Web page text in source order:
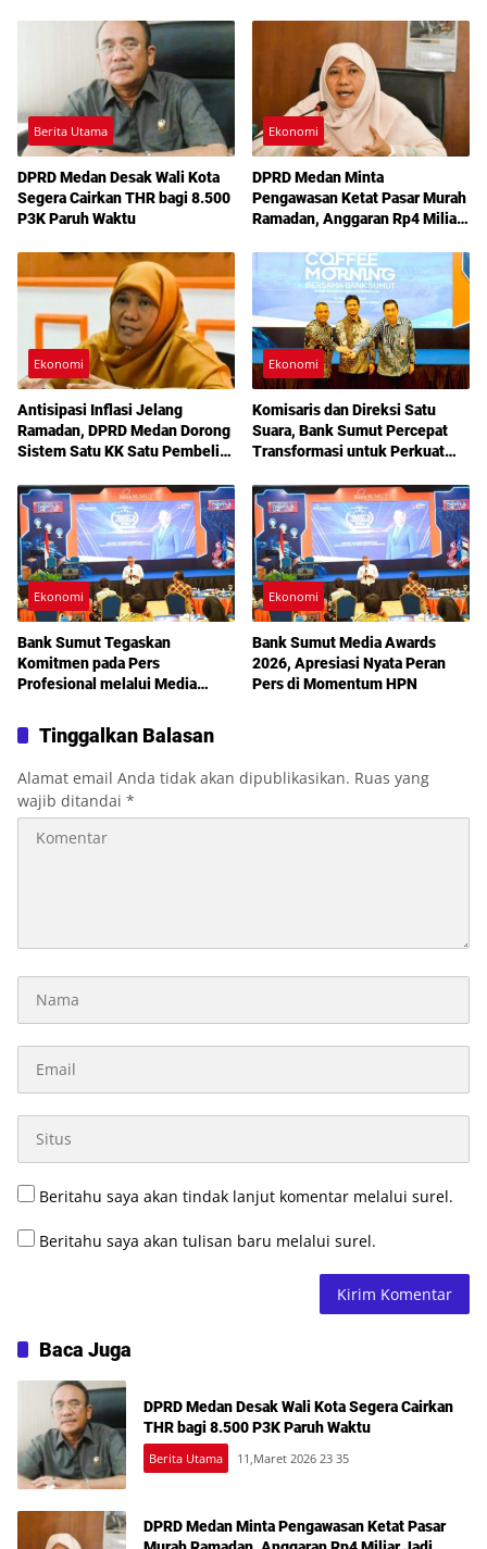
Berita Utama
DPRD Medan Desak Wali Kota
Segera Cairkan THR bagi 8.500
P3K Paruh Waktu
Ekonomi
DPRD Medan Minta
Pengawasan Ketat Pasar Murah
Ramadan, Anggaran Rp4 Miliar
Ekonomi
Antisipasi Inflasi Jelang
Ramadan, DPRD Medan Dorong
Sistem Satu KK Satu Pembeli
Ekonomi
Komisaris dan Direksi Satu
Suara, Bank Sumut Percepat
Transformasi untuk Perkuat
Ekonomi
Bank Sumut Tegaskan
Komitmen pada Pers
Profesional melalui Media
Ekonomi
Bank Sumut Media Awards
2026, Apresiasi Nyata Peran
Pers di Momentum HPN
Tinggalkan Balasan
Alamat email Anda tidak akan dipublikasikan. Ruas yang
wajib ditandai *
Beritahu saya akan tindak lanjut komentar melalui surel.
Beritahu saya akan tulisan baru melalui surel.
Baca Juga
DPRD Medan Desak Wali Kota Segera Cairkan
THR bagi 8.500 P3K Paruh Waktu
Berita Utama 11,Maret 2026 23 35
DPRD Medan Minta Pengawasan Ketat Pasar